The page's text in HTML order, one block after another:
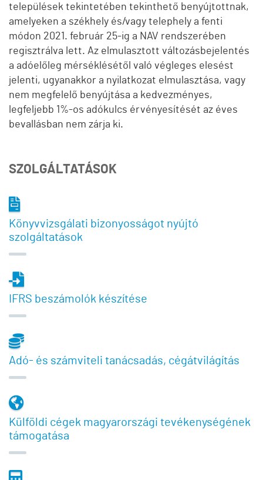
települések tekintetében tekinthető benyújtottnak,
amelyeken a székhely és/vagy telephely a fenti
módon 2021. február 25-ig a NAV rendszerében
regisztrálva lett. Az elmulasztott változásbejelentés
a adóelőleg mérséklésétől való végleges elesést
jelenti, ugyanakkor a nyilatkozat elmulasztása, vagy
nem megfelelő benyújtása a kedvezményes,
legfeljebb 1%-os adókulcs érvényesítését az éves
bevallásban nem zárja ki.
SZOLGÁLTATÁSOK
Könyvvizsgálati bizonyosságot nyújtó
szolgáltatások
IFRS beszámolók készítése
Adó- és számviteli tanácsadás, cégátvilágítás
Külföldi cégek magyarországi tevékenységének
támogatása